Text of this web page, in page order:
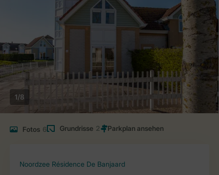
1/8
Fotos 6 Grundrisse 2
Noordzee Résidence De Banjaard